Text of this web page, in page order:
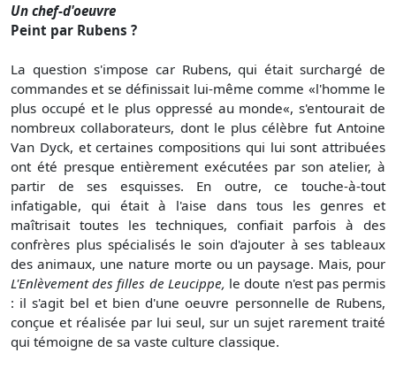
Un chef-d'oeuvre
Peint par Rubens ?
La question s'impose car Rubens, qui était surchargé de
comman­des et se définissait lui-même comme «l'homme le
plus occupé et le plus oppressé au monde«, s'entourait de
nombreux collabo­rateurs, dont le plus célèbre fut Antoine
Van Dyck, et certaines compositions qui lui sont attribuées
ont été presque entièrement exécutées par son atelier, à
partir de ses esquisses. En outre, ce touche-à-tout
infatigable, qui était à l'aise dans tous les genres et
maîtrisait toutes les techniques, confiait parfois à des
confrères plus spécialisés le soin d'ajouter à ses tableaux
des animaux, une nature morte ou un paysage. Mais, pour
L'Enlèvement des filles de Leucippe, le doute n'est pas permis
: il s'agit bel et bien d'une oeuvre personnelle de Rubens,
conçue et réalisée par lui seul, sur un sujet rarement traité
qui témoigne de sa vaste culture classique.